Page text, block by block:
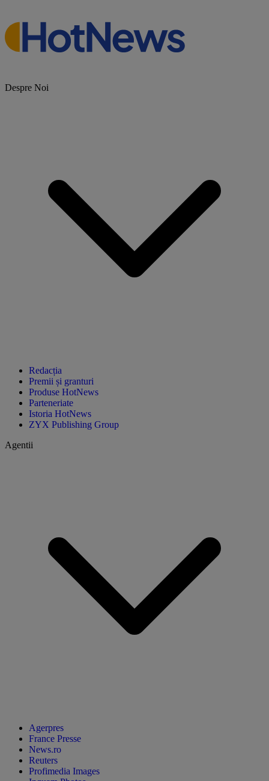
Despre Noi
Redacția
Premii și granturi
Produse HotNews
Parteneriate
Istoria HotNews
ZYX Publishing Group
Agentii
Agerpres
France Presse
News.ro
Reuters
Profimedia Images